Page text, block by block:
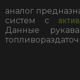
аналог
систем с
Данные